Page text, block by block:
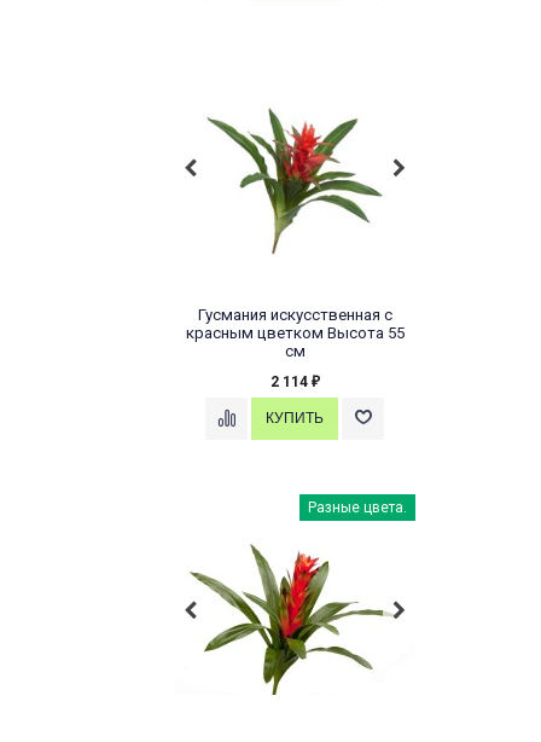
Гусмания искусственная с
красным цветком Высота 55
см
2 114 ₽
Разные цвета.